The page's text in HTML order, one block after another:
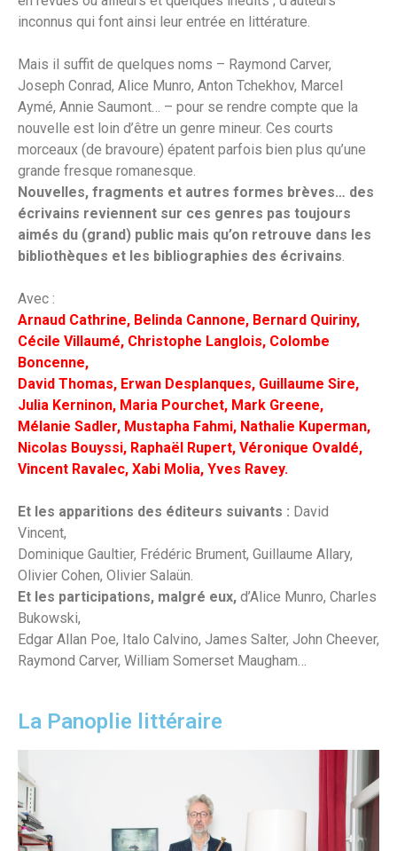
inconnus qui font ainsi leur entrée en littérature.
Mais il suffit de quelques noms – Raymond Carver,
Joseph Conrad, Alice Munro, Anton Tchekhov, Marcel
Aymé, Annie Saumont… – pour se rendre compte que la
nouvelle est loin d’être un genre mineur. Ces courts
morceaux (de bravoure) épatent parfois bien plus qu’une
grande fresque romanesque.
Nouvelles, fragments et autres formes brèves… des
écrivains reviennent sur ces genres pas toujours
aimés du (grand) public mais qu’on retrouve dans les
bibliothèques et les bibliographies des écrivains.
Avec :
Arnaud Cathrine, Belinda Cannone, Bernard Quiriny,
Cécile Villaumé, Christophe Langlois, Colombe
Boncenne,
David Thomas, Erwan Desplanques, Guillaume Sire,
Julia Kerninon, Maria Pourchet, Mark Greene,
Mélanie Sadler, Mustapha Fahmi, Nathalie Kuperman,
Nicolas Bouyssi, Raphaël Rupert, Véronique Ovaldé,
Vincent Ravalec, Xabi Molia, Yves Ravey.
Et les apparitions des éditeurs suivants : David
Vincent,
Dominique Gaultier, Frédéric Brument, Guillaume Allary,
Olivier Cohen, Olivier Salaün.
Et les participations, malgré eux, d’Alice Munro, Charles
Bukowski,
Edgar Allan Poe, Italo Calvino, James Salter, John Cheever,
Raymond Carver, William Somerset Maugham…
La Panoplie littéraire